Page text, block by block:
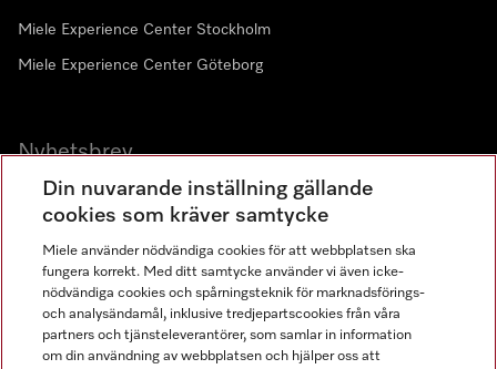
Miele Experience Center Stockholm
Miele Experience Center Göteborg
Nyhetsbrev
Gå med i vår gemenskap
Din nuvarande inställning gällande
cookies som kräver samtycke
Miele använder nödvändiga cookies för att webbplatsen ska
fungera korrekt. Med ditt samtycke använder vi även icke-
nödvändiga cookies och spårningsteknik för marknadsförings-
och analysändamål, inklusive tredjepartscookies från våra
partners och tjänsteleverantörer, som samlar in information
om din användning av webbplatsen och hjälper oss att